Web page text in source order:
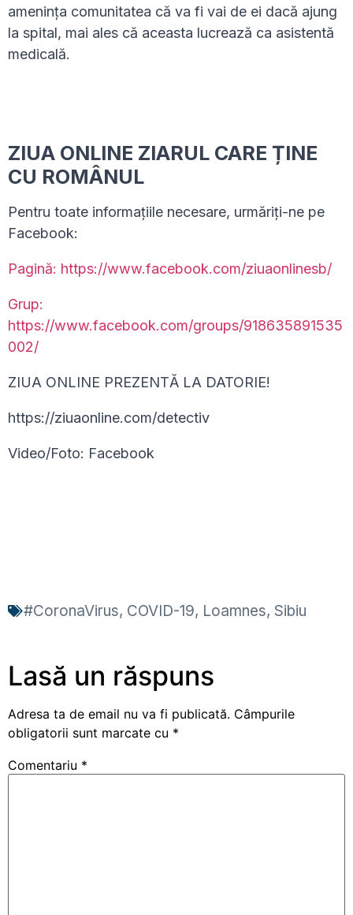
amenința comunitatea că va fi vai de ei dacă ajung
la spital, mai ales că aceasta lucrează ca asistentă
medicală.
ZIUA ONLINE ZIARUL CARE ȚINE
CU ROMÂNUL
Pentru toate informațiile necesare, urmăriți-ne pe
Facebook:
Pagină: https://www.facebook.com/ziuaonlinesb/
Grup:
https://www.facebook.com/groups/918635891535
002/
ZIUA ONLINE PREZENTĂ LA DATORIE!
https://ziuaonline.com/detectiv
Video/Foto: Facebook
#CoronaVirus, COVID-19, Loamnes, Sibiu
Lasă un răspuns
Adresa ta de email nu va fi publicată. Câmpurile
obligatorii sunt marcate cu *
Comentariu *